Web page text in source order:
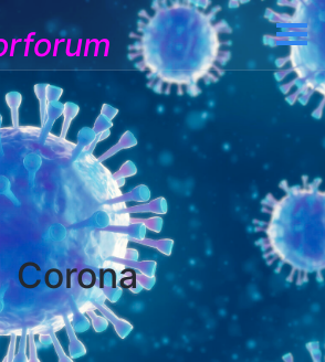
Corona